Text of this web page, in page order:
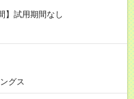
給 【試用期間】試用期間なし
グス